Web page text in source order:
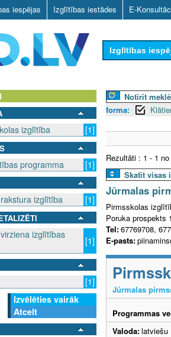
iespējas Izglītības iestādes E-
Izglītības
izglītība [1]
programma [1]
izglītība [1]
izglītības
[1]
[1]
Izvēlēties vairāk
Atcelt
Notīrīt
forma:
Rezultāti : 1 - 1 no
Skatīt visas
Jūrmalas
Pirmsskolas
Poruka prospekts
Tel:67769708,
E-pasts:
Jūrmalas
Programmas
Valoda:latviešu